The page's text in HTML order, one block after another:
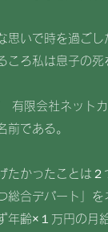
いで時を過ごし
ころ私は息子の
限会社ネットカ
前である。
たかったことは２
総合デパート」
年齢×１万円の